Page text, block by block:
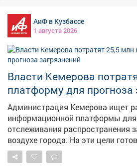
вода. Для временного размещения развернуты два
пункта на 70 человек, но пока
двое. На ликвидации последствий
специалист и 21 единица
шесть человек и две единицы.
сооружения, откачивают воду с
территорий, восстанавливают
писала о том, что район Новокузнецка
воду – жителям предложили
АиФ в Кузбассе
1 августа 2026
Власти Кемерова
платформу для прогноза
Администрация Кемерова ищет
информационной платформы для
отслеживания распространения
воздухе города. На эти цели
миллиона рублей. Об этом
Платформа должна работать на